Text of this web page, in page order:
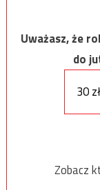
Uważasz, że
do
30 zł
Zobacz